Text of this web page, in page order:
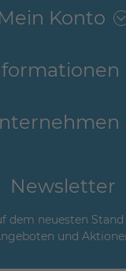
Mein Konto
Newsletter
dem neuesten
und